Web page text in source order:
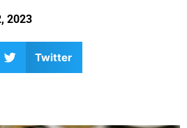
2023
Twitter